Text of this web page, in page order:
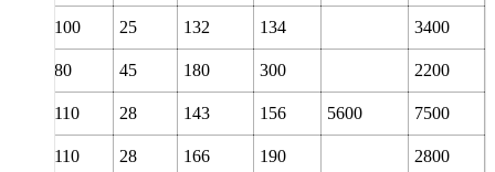
100 25 132 134 3400
80 45 180 300 2200
110 28 143 156 5600 7500
110 28 166 190 2800